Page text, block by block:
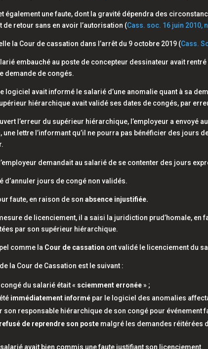
également une faute, dont la gravité dépendra des
de retour sans en avoir l’autorisation (Cass. soc. 16 juin 2010,
la Cour de cassation dans l’arrêt du 9 octobre 2019 (Cass.
embauché au poste de concepteur dessinateur avait
demande de congés.
logiciel avait informé le salarié d’une anomalie quant à sa
hiérarchique avait validé ses dates de congés, par
l’erreur du supérieur hiérarchique, l’employeur a envoyé
une lettre l’informant qu’il ne pourra pas bénéficier des jours
demandait au salarié de se contenter des jours
d’annuler jours de congé non validés.
faute, en raison de sonabsence injustifiée.
de licenciement, il a saisi la juridiction prud’homale, en
par son supérieur hiérarchique.
comme la Cour de cassation ont validé le licenciement du
la Cour de Cassation est le suivant :
du salarié était « sciemment erronée» ;
immédiatement informé par le logiciel des anomalies
son responsable hiérarchique de son congé pour événement
refusé de reprendre son poste malgré les demandes réitérées
avait bien commis une faute justifiant son licenciement.